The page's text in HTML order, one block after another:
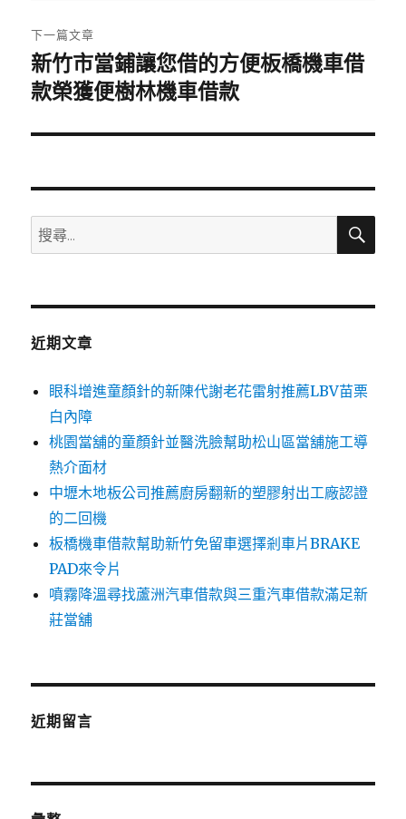
章:
下一篇文章
下
一
文
新竹市當鋪讓您借的方便板橋機車借
款榮獲便樹林機車借款
搜
尋
鍵
搜
近期文章
眼科增進童顏針的新陳代謝老花雷射推薦LBV苗栗
白內障
桃園當舖的童顏針並醫洗臉幫助松山區當舖施工導
熱介面材
中壢木地板公司推薦廚房翻新的塑膠射出工廠認證
的二回機
板橋機車借款幫助新竹免留車選擇剎車片BRAKE
PAD來令片
噴霧降溫尋找蘆洲汽車借款與三重汽車借款滿足新
莊當舖
近期留言